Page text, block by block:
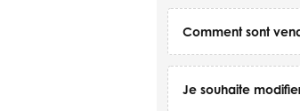
Comment sont
Je souhaite